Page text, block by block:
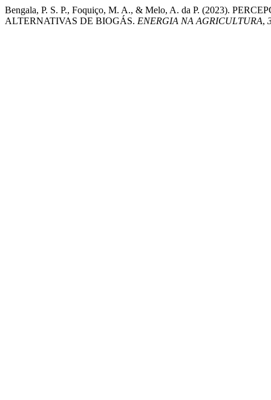
Bengala, P. S. P., Foquiço, M. A., & Melo, A. da P. (2023).
ALTERNATIVAS DE BIOGÁS. ENERGIA NA AGRICULTURA,